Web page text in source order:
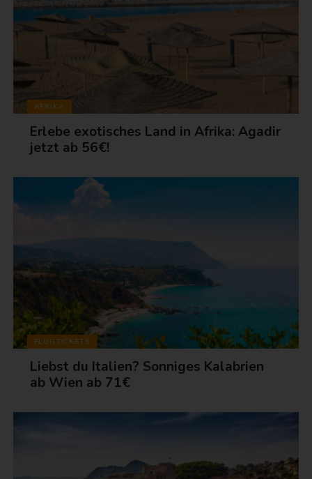
AFRIKA
Erlebe exotisches Land in Afrika: Agadir
jetzt ab 56€!
FLUGTICKETS
Liebst du Italien? Sonniges Kalabrien
ab Wien ab 71€